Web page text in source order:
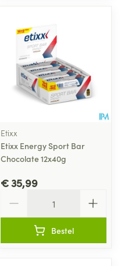
Etixx
Etixx Energy Sport Bar
Chocolate 12x40g
€ 35,99
Bestel